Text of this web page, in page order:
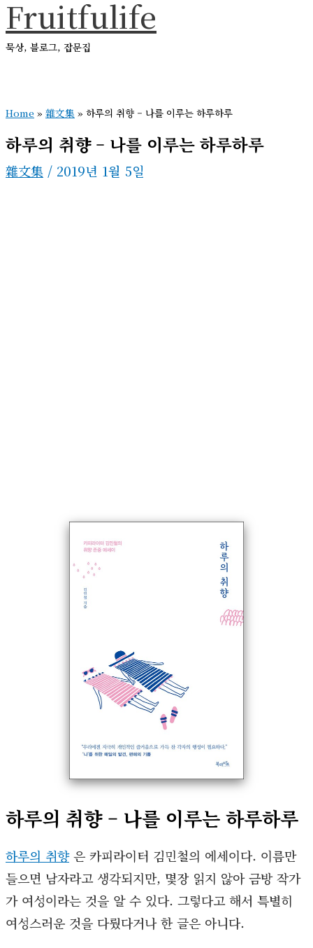
콘
텐
츠
너
뛰
기
Fruitfulife
묵상, 블로그, 잡문집
메
Home » 雜文集 » 하루의 취향 – 나를 이루는 하루하루
하루의 취향 – 나를 이루는 하루하루
雜文集 / 2019년 1월 5일
하루의 취향 – 나를 이루는 하루하루
하루의 취향은 카피라이터 김민철의 에세이다. 이름만
들으면 남자라고 생각되지만, 몇장 읽지 않아 금방 작가
가 여성이라는 것을 알 수 있다. 그렇다고 해서 특별히
여성스러운 것을 다뤘다거나 한 글은 아니다.